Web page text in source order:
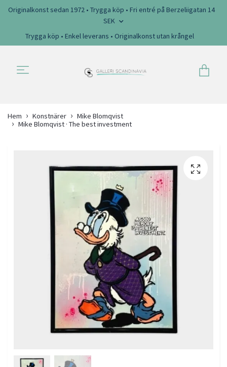
Originalkonst sedan 1972 • Trygga köp • Fri entré på Berzeliigatan 14
SEK
Trygga köp • Enkel leverans • Originalkonst utan krångel
Hem Konstnärer
Mike Blomqvist
Mike Blomqvist · The best investment